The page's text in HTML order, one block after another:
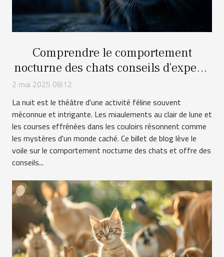
Comprendre le comportement
nocturne des chats conseils d'experts
2 mai 2025 08:12
La nuit est le théâtre d'une activité féline souvent
méconnue et intrigante. Les miaulements au clair de lune et
les courses effrénées dans les couloirs résonnent comme
les mystères d'un monde caché. Ce billet de blog lève le
voile sur le comportement nocturne des chats et offre des
conseils...